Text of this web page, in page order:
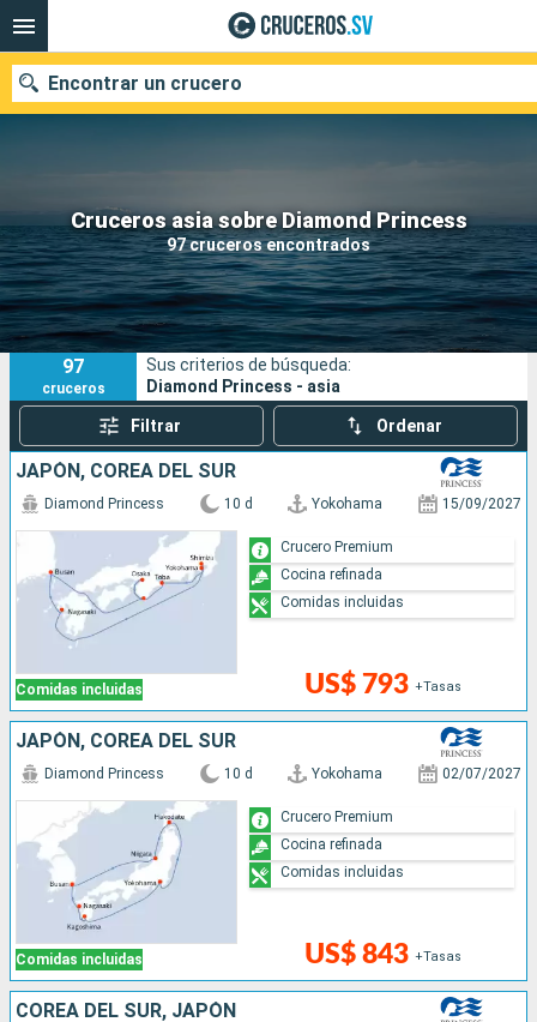
Cruceros asia sobre Diamond Princess
97 cruceros encontrados
Encontrar un crucero
Nuestros destinos
Fecha de salida
Puertos Compañías
Buscar
97
cruceros
Sus criterios de búsqueda:
Diamond Princess - asia
Filtrar Ordenar
JAPÓN, COREA DEL SUR
Comidas incluidas
Diamond Princess 10 d Yokohama 15/09/2027
US$ 793 +Tasas
Crucero Premium
Cocina refinada
Comidas incluidas
JAPÓN, COREA DEL SUR
Comidas incluidas
Diamond Princess 10 d Yokohama 02/07/2027
US$ 843 +Tasas
Crucero Premium
Cocina refinada
Comidas incluidas
COREA DEL SUR, JAPÓN